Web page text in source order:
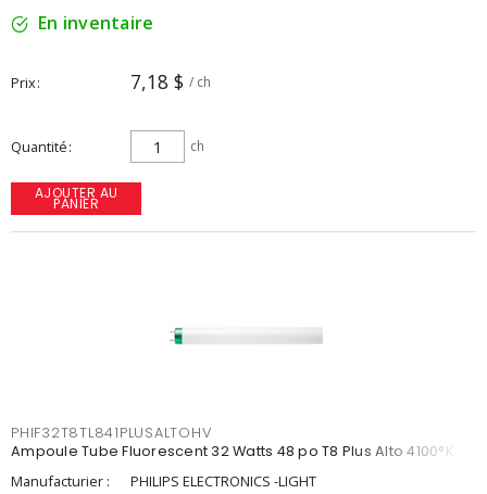
En inventaire
Prix 7,18 $ / ch
Quantité ch
AJOUTER AU
PANIER
PHIF32T8TL841PLUSALTOHV
Ampoule Tube Fluorescent 32 Watts 48 po T8 Plus Alto 4100°K
Manufacturier :
PHILIPS ELECTRONICS -LIGHT